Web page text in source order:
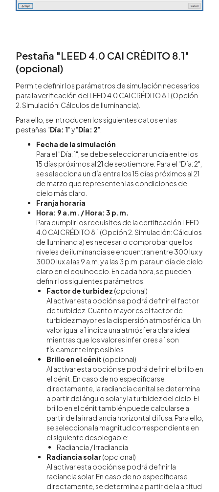
Pestaña "LEED 4.0 CAI CRÉDITO 8.1"
(opcional)
Permite definir los parámetros de simulación necesarios
para la verificación del LEED 4.0 CAI CRÉDITO 8.1 (Opción
2. Simulación: Cálculos de Iluminancia).
Para ello, se introducen los siguientes datos en las
pestañas "Día: 1" y "Día: 2".
Fecha de la simulación
Para el "Día: 1", se debe seleccionar un día entre los
15 días próximos al 21 de septiembre. Para el "Día: 2",
se selecciona un día entre los 15 días próximos al 21
de marzo que representen las condiciones de
cielo más claro.
Franja horaria
Hora: 9 a.m. / Hora: 3 p.m.
Para cumplir los requisitos de la certificación LEED
4.0 CAI CRÉDITO 8.1 (Opción 2. Simulación: Cálculos
de Iluminancia) es necesario comprobar que los
niveles de iluminancia se encuentran entre 300 lux y
3000 lux a las 9 a.m. y a las 3 p.m. para un día de cielo
claro en el equinoccio. En cada hora, se pueden
definir los siguientes parámetros:
Factor de turbidez (opcional)
Al activar esta opción se podrá definir el factor
de turbidez. Cuanto mayor es el factor de
turbidez mayor es la dispersión atmosférica. Un
valor igual a 1 indica una atmósfera clara ideal
mientras que los valores inferiores a 1 son
físicamente imposibles.
Brillo en el cénit (opcional)
Al activar esta opción se podrá definir el brillo en
el cénit. En caso de no especificarse
directamente, la radiancia cenital se determina
a partir del ángulo solar y la turbidez del cielo. El
brillo en el cénit también puede calcularse a
partir de la irradiancia horizontal difusa. Para ello,
se selecciona la magnitud correspondiente en
el siguiente desplegable:
Radiancia / Irradiancia
Radiancia solar (opcional)
Al activar esta opción se podrá definir la
radiancia solar. En caso de no especificarse
directamente, se determina a partir de la altitud